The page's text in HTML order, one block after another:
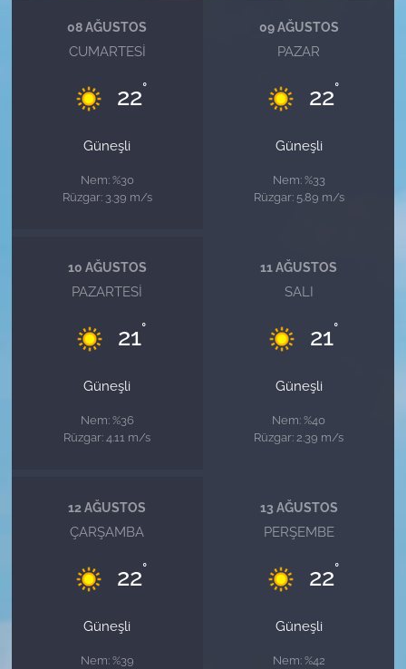
08 AĞUSTOS
CUMARTESI
22°
Güneşli
Nem: %30
Rüzgar: 3.39 m/s
09 AĞUSTOS
PAZAR
22°
Güneşli
Nem: %33
Rüzgar: 5.89 m/s
10 AĞUSTOS
PAZARTESI
21°
Güneşli
Nem: %36
Rüzgar: 4.11 m/s
11 AĞUSTOS
SALI
21°
Güneşli
Nem: %40
Rüzgar: 2.39 m/s
12 AĞUSTOS
ÇARŞAMBA
22°
Güneşli
Nem: %39
13 AĞUSTOS
PERŞEMBE
22°
Güneşli
Nem: %42